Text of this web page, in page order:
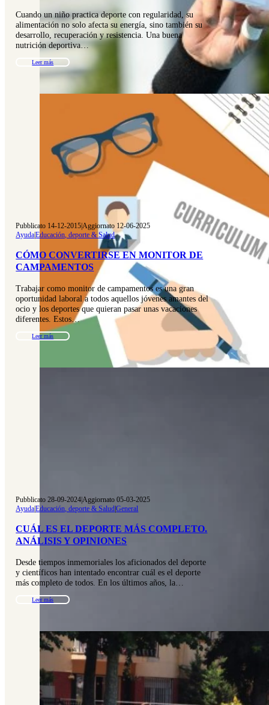
Cuando un niño practica deporte con regularidad, su
alimentación no solo afecta su energía, sino también su
desarrollo, recuperación y resistencia. Una buena
nutrición deportiva…
Leer más
Pubblicato 14-12-2015|Aggiornato 12-06-2025
Ayuda|Educación, deporte & Salud
CÓMO CONVERTIRSE EN MONITOR DE
CAMPAMENTOS
Trabajar como monitor de campamentos es una gran
oportunidad laboral a todos aquellos jóvenes amantes del
ocio y los deportes que quieran pasar unas vacaciones
diferentes. Estos…
Leer más
Pubblicato 28-09-2024|Aggiornato 05-03-2025
Ayuda|Educación, deporte & Salud|General
CUÁL ES EL DEPORTE MÁS COMPLETO.
ANÁLISIS Y OPINIONES
Desde tiempos inmemoriales los aficionados del deporte
y científicos han intentado encontrar cuál es el deporte
más completo de todos. En los últimos años, la…
Leer más